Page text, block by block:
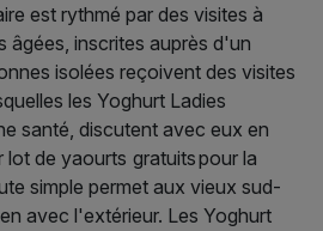
est rythmé par des visites à
âgées, inscrites auprès d'un
isolées reçoivent des visites
les Yoghurt Ladies
santé, discutent avec eux en
lot de yaourts gratuits pour la
simple permet aux vieux sud-
avec l'extérieur. Les Yoghurt